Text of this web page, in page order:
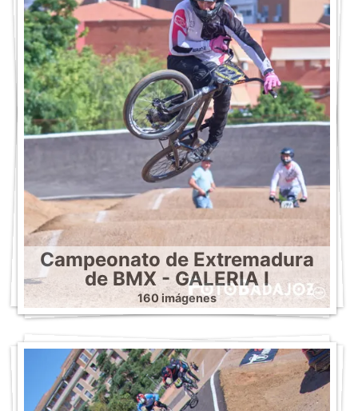
Campeonato de Extremadura
de BMX - GALERIA I
160 imágenes